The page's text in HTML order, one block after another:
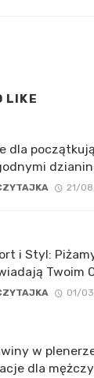
LIKE
dla
21/
i Styl:
Twoim
01/
w
dla